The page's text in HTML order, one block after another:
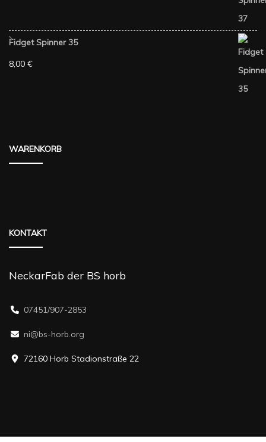
Fidget Spinner 35
8,00 €
WARENKORB
KONTAKT
NeckarFab der BS horb
07451/907-2853
ni@bs-horb.org
72160 Horb Stadionstraße 22